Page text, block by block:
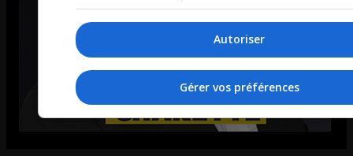
Autoriser
Gérer vos préférences